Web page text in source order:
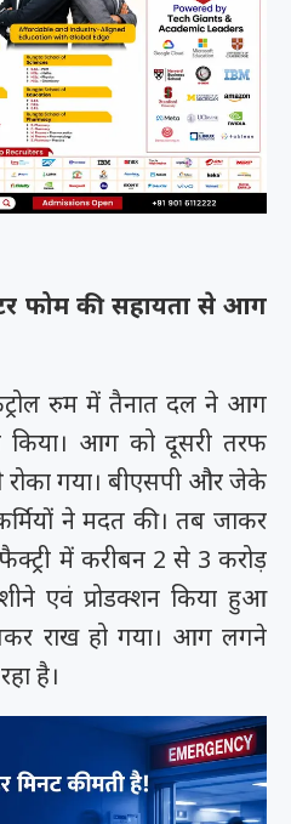
फोम की सहायता से आग
रुम में तैनात दल ने आग
किया। आग को दूसरी तरफ
रोका गया। बीएसपी और जेके
ने मदत की। तब जाकर
में करीबन 2 से 3 करोड़
एवं प्रोडक्शन किया हुआ
राख हो गया। आग लगने
है।